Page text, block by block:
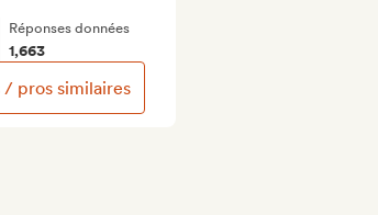
Réponses données
1,663
/ pros similaires